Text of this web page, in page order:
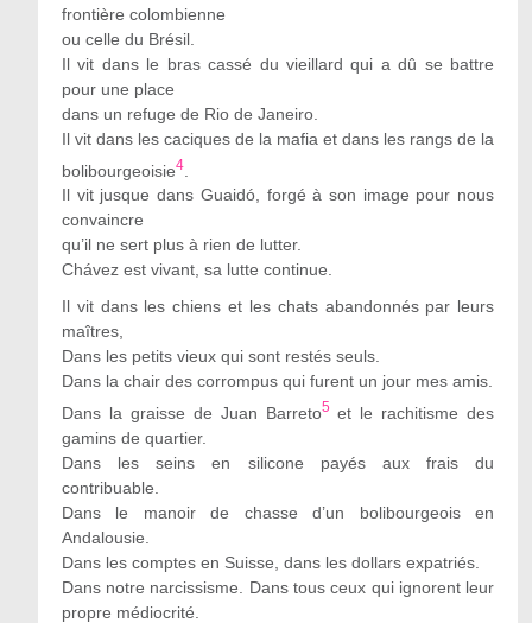
frontière colombienne
ou celle du Brésil.
Il vit dans le bras cassé du vieillard qui a dû se battre
pour une place
dans un refuge de Rio de Janeiro.
Il vit dans les caciques de la mafia et dans les rangs de la
bolibourgeoisie4.
Il vit jusque dans Guaidó, forgé à son image pour nous
convaincre
qu’il ne sert plus à rien de lutter.
Chávez est vivant, sa lutte continue.
Il vit dans les chiens et les chats abandonnés par leurs
maîtres,
Dans les petits vieux qui sont restés seuls.
Dans la chair des corrompus qui furent un jour mes amis.
Dans la graisse de Juan Barreto5 et le rachitisme des
gamins de quartier.
Dans les seins en silicone payés aux frais du
contribuable.
Dans le manoir de chasse d’un bolibourgeois en
Andalousie.
Dans les comptes en Suisse, dans les dollars expatriés.
Dans notre narcissisme. Dans tous ceux qui ignorent leur
propre médiocrité.